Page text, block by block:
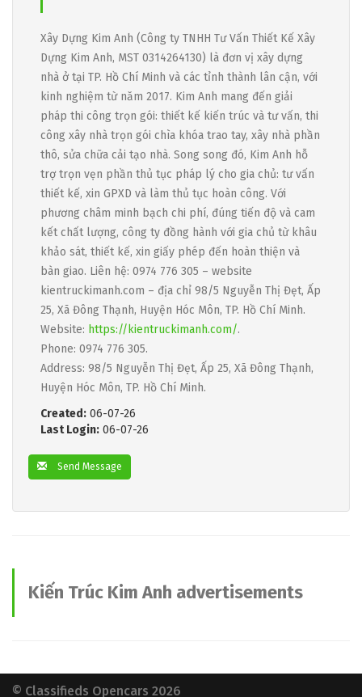
Xây Dựng Kim Anh (Công ty TNHH Tư Vấn Thiết Kế Xây
Dựng Kim Anh, MST 0314264130) là đơn vị xây dựng
nhà ở tại TP. Hồ Chí Minh và các tỉnh thành lân cận, với
kinh nghiệm từ năm 2017. Kim Anh mang đến giải
pháp thi công trọn gói: thiết kế kiến trúc và tư vấn, thi
công xây nhà trọn gói chìa khóa trao tay, xây nhà phần
thô, sửa chữa cải tạo nhà. Song song đó, Kim Anh hỗ
trợ trọn vẹn phần thủ tục pháp lý cho gia chủ: tư vấn
thiết kế, xin GPXD và làm thủ tục hoàn công. Với
phương châm minh bạch chi phí, đúng tiến độ và cam
kết chất lượng, công ty đồng hành với gia chủ từ khâu
khảo sát, thiết kế, xin giấy phép đến hoàn thiện và
bàn giao. Liên hệ: 0974 776 305 – website
kientruckimanh.com – địa chỉ 98/5 Nguyễn Thị Đẹt, Ấp
25, Xã Đông Thạnh, Huyện Hóc Môn, TP. Hồ Chí Minh.
Website: https://kientruckimanh.com/.
Phone: 0974 776 305.
Address: 98/5 Nguyễn Thị Đẹt, Ấp 25, Xã Đông Thạnh,
Huyện Hóc Môn, TP. Hồ Chí Minh.
Created: 06-07-26
Last Login: 06-07-26
Send Message
Kiến Trúc Kim Anh advertisements
© Classifieds Opencars 2026